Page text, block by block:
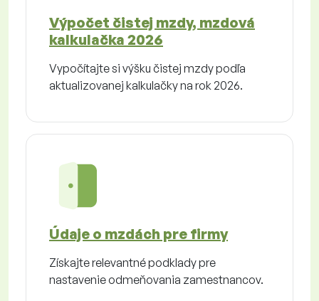
Výpočet čistej mzdy, mzdová
kalkulačka 2026
Vypočítajte si výšku čistej mzdy podľa
aktualizovanej kalkulačky na rok 2026.
Údaje o mzdách pre firmy
Získajte relevantné podklady pre
nastavenie odmeňovania zamestnancov.